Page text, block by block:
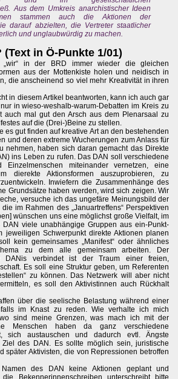
Aus dem Umkreis anarchistischer Ideen
stammen auch die Aktionen der
darauf abzielten, die Vertreter staatlicher
und unglaubwürdig zu machen.
in Ö-Punkte 1/01)
in der BRD immer wieder die gleichen
aus der Mottenkiste holen und neidisch in
die anscheinend so viel mehr Kreativität in ihren
in diesem Artikel beantworten, kann ich auch gar
in wieso-weshalb-warum-Debatten im Kreis zu
auch mal gut den Arsch aus dem Plenarsaal zu
auf die (Drei-)Beine zu stellen.
es gut finden auf kreative Art an den bestehenden
und deren extreme Wucherungen zum Anlass für
nehmen, haben sich daran gemacht das Direkte
ins Leben zu rufen. Das DAN soll verschiedene
Einzelmenschen miteinander vernetzen, eine
dierekte Aktionsformen auszuprobieren, zu
Inwiefern die Zusammenhänge des
Grundsätze haben werden, wird sich zeigen. Wir
versuche ich das ungefäre Meinungsbild der
im Rahmen des „Januartreffens“ Perspektiven
wünschen uns eine möglichst große Vielfalt, im
DAN viele unabhängige Gruppen aus ein-Punkt-
jeweiligen Schwerpunkt direkte Aktionen planen
kein gemeinsames „Manifest“ oder ähnliches
zu dem alle gemeinsam arbeiten. Der
DANis verbindet ist der Traum einer freien,
Es soll eine Struktur geben, um Referenten
zu können. Das Netzwerk will aber nicht
es soll den Aktivistinnen auch Rückhalt
über die seelische Belastung während einer
im Knast zu reden. Wie verhalte ich mich
sind meine Grenzen, was mach ich mit der
Menschen haben da ganz verschiedene
sich austauschen und dadurch evtl. Ängste
des DAN. Es sollte möglich sein, juristische
später Aktivisten, die von Repressionen betroffen
des DAN keine Aktionen geplant und